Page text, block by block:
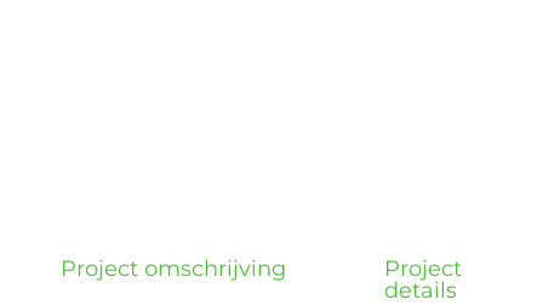
Project omschrijving
Project
details